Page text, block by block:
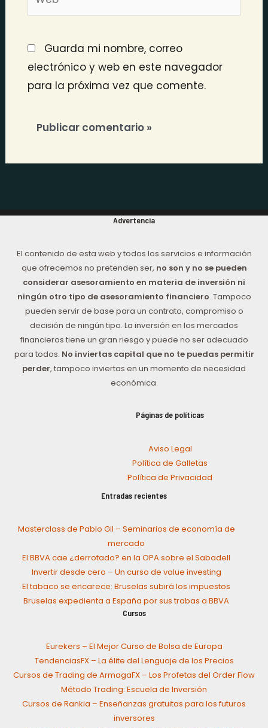
Guarda mi nombre, correo
electrónico y web en este navegador
para la próxima vez que comente.
Advertencia
El contenido de esta web y todos los servicios e información
que ofrecemos no pretenden ser, no son y no se pueden
considerar asesoramiento en materia de inversión ni
ningún otro tipo de asesoramiento financiero. Tampoco
pueden servir de base para un contrato, compromiso o
decisión de ningún tipo. La inversión en los mercados
financieros tiene un gran riesgo y puede no ser adecuado
para todos. No inviertas capital que no te puedas permitir
perder, tampoco inviertas en un momento de necesidad
económica.
Páginas de políticas
Aviso Legal
Política de Galletas
Política de Privacidad
Entradas recientes
Masterclass de Pablo Gil – Seminarios de economía de
mercado
El BBVA cae ¿derrotado? en la OPA sobre el Sabadell
Invertir desde cero – Un curso de value investing
El tabaco se encarece: Bruselas subirá los impuestos
Bruselas expedienta a España por sus trabas a BBVA
Cursos
Eurekers – El Mejor Curso de Bolsa de Europa
TendenciasFX – La élite del Lenguaje de los Precios
Cursos de Trading de ArmagaFX – Los Profetas del Order Flow
Método Trading: Escuela de Inversión
Cursos de Rankia – Enseñanzas gratuitas para los futuros
inversores